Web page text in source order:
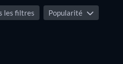
les filtres Popularité